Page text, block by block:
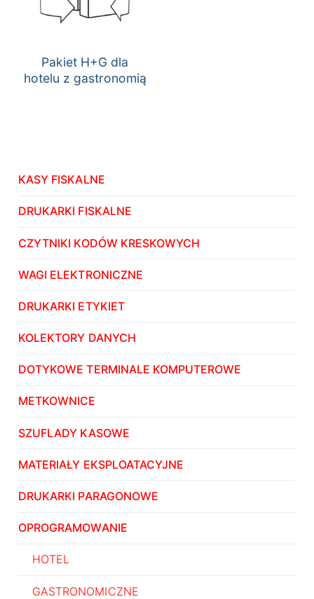
Pakiet H+G dla
hotelu z gastronomią
KASY FISKALNE
DRUKARKI FISKALNE
CZYTNIKI KODÓW KRESKOWYCH
WAGI ELEKTRONICZNE
DRUKARKI ETYKIET
KOLEKTORY DANYCH
DOTYKOWE TERMINALE KOMPUTEROWE
METKOWNICE
SZUFLADY KASOWE
MATERIAŁY EKSPLOATACYJNE
DRUKARKI PARAGONOWE
OPROGRAMOWANIE
HOTEL
GASTRONOMICZNE